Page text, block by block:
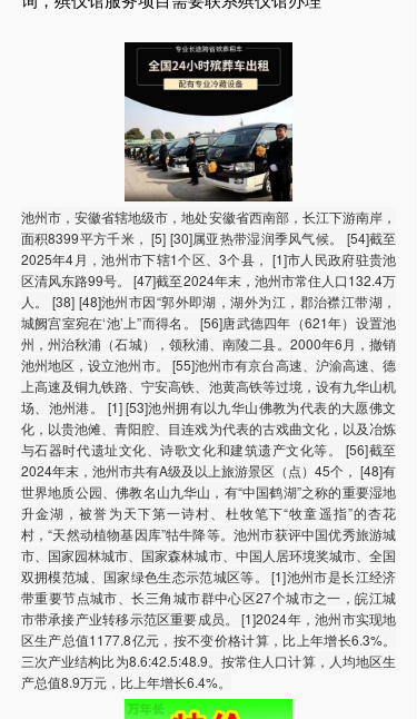
池州市，安徽省辖地级市，地处安徽省西南部，长江下游南岸，
面积8399平方千米， [5] [30]属亚热带湿润季风气候。 [54]截至
2025年4月，池州市下辖1个区、3个县， [1]市人民政府驻贵池
区清风东路99号。 [47]截至2024年末，池州市常住人口132.4万
人。 [38] [48]池州市因“郭外即湖，湖外为江，郡治襟江带湖，
城阙宫室宛在‘池’上”而得名。 [56]唐武德四年（621年）设置池
州，州治秋浦（石城），领秋浦、南陵二县。2000年6月，撤销
池州地区，设立池州市。 [55]池州市有京台高速、沪渝高速、德
上高速及铜九铁路、宁安高铁、池黄高铁等过境，设有九华山机
场、池州港。 [1] [53]池州拥有以九华山佛教为代表的大愿佛文
化，以贵池傩、青阳腔、目连戏为代表的古戏曲文化，以及冶炼
与石器时代遗址文化、诗歌文化和建筑遗产文化等。 [56]截至
2024年末，池州市共有A级及以上旅游景区（点）45个， [48]有
世界地质公园、佛教名山九华山，有“中国鹤湖”之称的重要湿地
升金湖，被誉为天下第一诗村、杜牧笔下“牧童遥指”的杏花
村，“天然动植物基因库”牯牛降等。池州市获评中国优秀旅游城
市、国家园林城市、国家森林城市、中国人居环境奖城市、全国
双拥模范城、国家绿色生态示范城区等。 [1]池州市是长江经济
带重要节点城市、长三角城市群中心区27个城市之一，皖江城
市带承接产业转移示范区重要成员。 [1]2024年，池州市实现地
区生产总值1177.8亿元，按不变价格计算，比上年增长6.3%。
三次产业结构比为8.6:42.5:48.9。按常住人口计算，人均地区生
产总值8.9万元，比上年增长6.4%。